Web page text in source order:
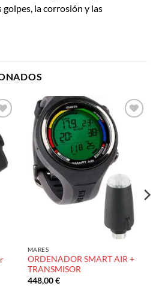
la corrosión y las
MARES
ORDENADOR SMART AIR +
TRANSMISOR
448,00€